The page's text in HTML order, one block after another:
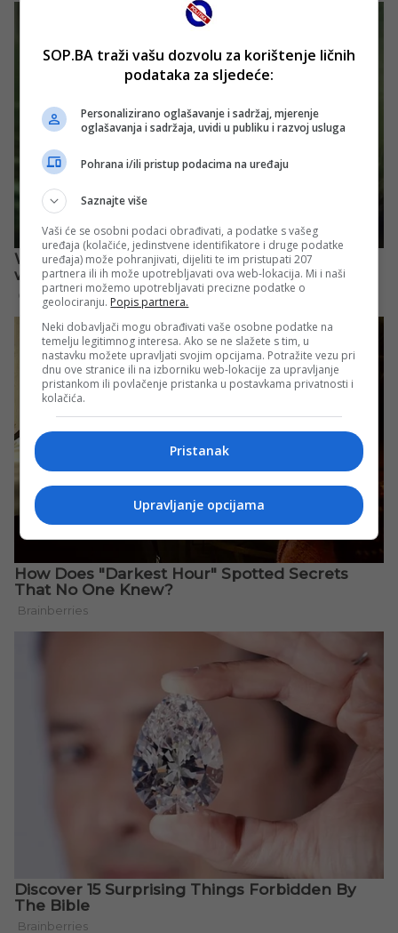
SOP.BA traži vašu dozvolu za korištenje ličnih
podataka za sljedeće:
Personalizirano oglašavanje i sadržaj, mjerenje
oglašavanja i sadržaja, uvidi u publiku i razvoj usluga
Pohrana i/ili pristup podacima na uređaju
Saznajte više
Vaši će se osobni podaci obrađivati, a podatke s vašeg
uređaja (kolačiće, jedinstvene identifikatore i druge podatke
uređaja) može pohranjivati, dijeliti te im pristupati 207
partnera ili ih može upotrebljavati ova web-lokacija. Mi i naši
partneri možemo upotrebljavati precizne podatke o
geolociranju. Popis partnera.
Neki dobavljači mogu obrađivati vaše osobne podatke na
temelju legitimnog interesa. Ako se ne slažete s tim, u
nastavku možete upravljati svojim opcijama. Potražite vezu pri
dnu ove stranice ili na izborniku web-lokacije za upravljanje
pristankom ili povlačenje pristanka u postavkama privatnosti i
kolačića.
Pristanak
Upravljanje opcijama